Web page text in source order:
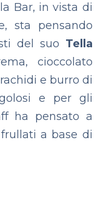
Bar, in vista di
sta pensando
del suo Tella
cioccolato
e burro di
e per gli
ha pensato a
a base di